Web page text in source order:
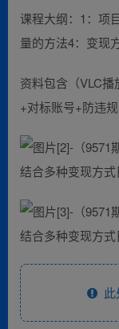
课程大纲：1：项
量的方法4：变现
资料包含（VLC
+对标账号+防违规
此